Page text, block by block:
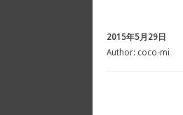
2015年5月29日
Author: coco-mi